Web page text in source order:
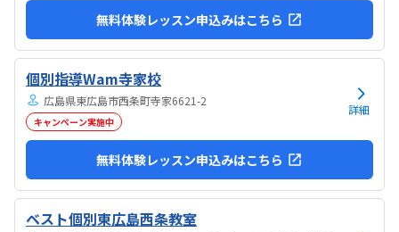
無料体験レッスン申込みはこちら
個別指導Wam寺家校
広島県東広島市西条町寺家6621-2
キャンペーン実施中
詳細
無料体験レッスン申込みはこちら
ベスト個別東広島西条教室